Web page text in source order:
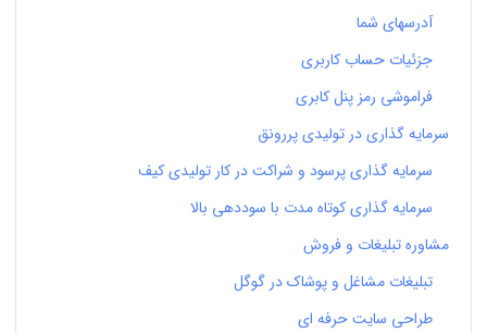
آدرسهای شما
جزئیات حساب کاربری
فراموشی رمز پنل کابری
سرمایه گذاری در تولیدی پررونق
سرمایه گذاری پرسود و شراکت در کار تولیدی کیف
سرمایه گذاری کوتاه مدت با سوددهی بالا
مشاوره تبلیغات و فروش
تبلیغات مشاغل و پوشاک در گوگل
طراحی سایت حرفه ای